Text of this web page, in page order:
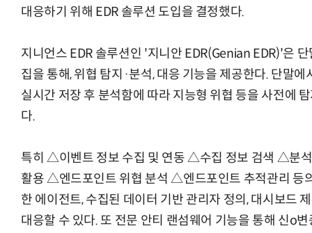
대응하기 위해 EDR 솔루션 도입을 결정했다.
지니언스 EDR 솔루션인 '지니안 EDR(Genian EDR)'은
집을 통해, 위협 탐지·분석, 대응 기능을 제공한다. 단말
실시간 저장 후 분석함에 따라 지능형 위협 등을 사전에
다.
특히 △이벤트 정보 수집 및 연동 △수집 정보 검색 △분
활용 △엔드포인트 위협 분석 △엔드포인트 추적관리 등
한 에이전트, 수집된 데이터 기반 관리자 정의, 대시보드
대응할 수 있다. 또 전문 안티 랜섬웨어 기능을 통해 신o
AI × Design : UX 디자이너의 5가지 생존 전략과 실전 대응